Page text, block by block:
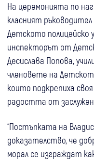
На церемонията по
класният ръководител
Детското полицейско
инспекторът от
Десислава Попова,
членовете на
които подкрепиха
радостта от
“Постъпката на
доказателство, че
морал се изграждат